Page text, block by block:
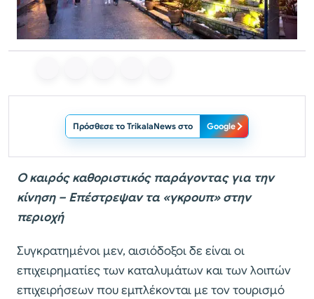
Πρόσθεσε το TrikalaNews στο Google
Ο καιρός καθοριστικός παράγοντας για την
κίνηση – Επέστρεψαν τα «γκρουπ» στην
περιοχή
Συγκρατημένοι μεν, αισιόδοξοι δε είναι οι
επιχειρηματίες των καταλυμάτων και των λοιπών
επιχειρήσεων που εμπλέκονται με τον τουρισμό